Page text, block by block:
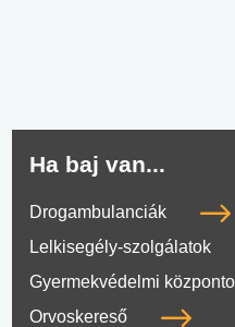
Ha baj van...
Drogambulanciák
Lelkisegély-szolgálatok
Gyermekvédelmi
Orvoskereső